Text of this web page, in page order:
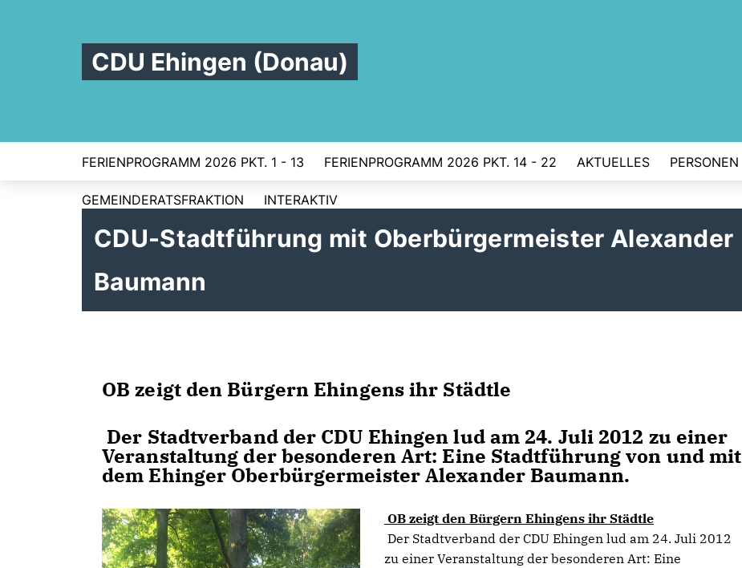
CDU Ehingen (Donau)
FERIENPROGRAMM 2026 PKT. 1 - 13 FERIENPROGRAMM 2026 PKT. 14 - 22 AKTUELLES PERSONEN
GEMEINDERATSFRAKTION INTERAKTIV
CDU-Stadtführung mit Oberbürgermeister Alexander
Baumann
OB zeigt den Bürgern Ehingens ihr Städtle
Der Stadtverband der CDU Ehingen lud am 24. Juli 2012 zu einer
Veranstaltung der besonderen Art: Eine Stadtführung von und mit
dem Ehinger Oberbürgermeister Alexander Baumann.
OB zeigt den Bürgern Ehingens ihr Städtle
Der Stadtverband der CDU Ehingen lud am 24. Juli 2012
zu einer Veranstaltung der besonderen Art: Eine